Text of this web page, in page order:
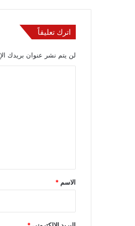
اترك تعليقاً
لن يتم نشر عنوان بريدك
*
الاسم *